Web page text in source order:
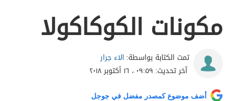
مكونات الكوكاكولا
تمت الكتابة بواسطة: الاء جرار
آخر تحديث: ٠٩:٥٩ ، ١٦ أكتوبر ٢٠١٨
أضف موضوع كمصدر مفضل في جوجل